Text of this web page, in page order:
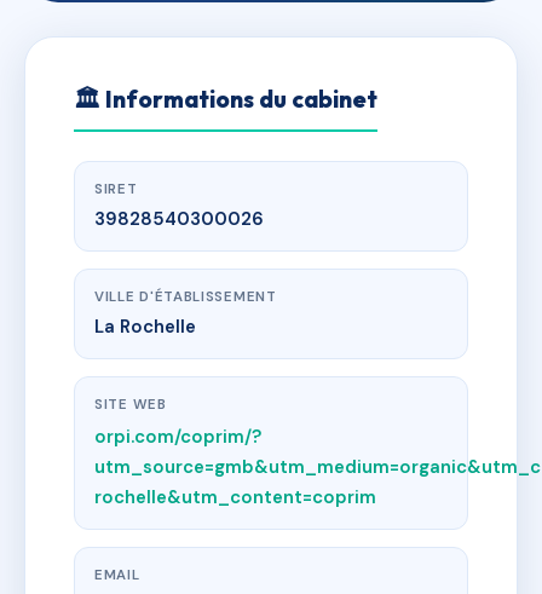
🏛 Informations du cabinet
SIRET
39828540300026
VILLE D'ÉTABLISSEMENT
La Rochelle
SITE WEB
orpi.com/coprim/?
rochelle&utm_content=coprim
EMAIL